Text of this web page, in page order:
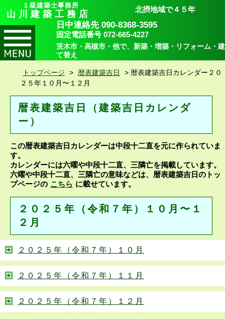
茨木市・高槻市・他で、新築・増築・リフォーム・建
て替え
北摂地域で４５年
山川建築工務店
１級建築士事務所
固定電話番号 072-665-4227
日中連絡先 090-8368-3595
トップページ > 暦表建築吉日 > 暦表建築吉日カレンダー２０
２５年１０月〜１２月
暦表建築吉日（建築吉日カレンダ
ー）
この暦表建築吉日カレンダーは中段十二直を元に作られていま
す。
カレンダーには六曜や中段十二直、三隣亡を掲載しています。
六曜や中段十二直、三隣亡の意味などは、暦表建築吉日のトッ
プページの こちら に載せています。
２０２５年（令和７年）１０月〜１
２月
２０２５年（令和７年）１０月
２０２５年（令和７年）１１月
２０２５年（令和７年）１２月